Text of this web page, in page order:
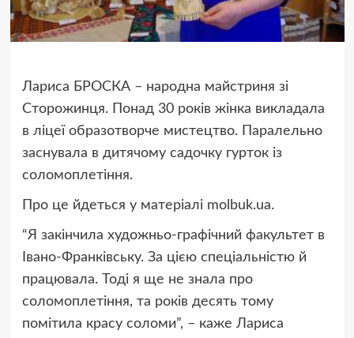
Лариса БРОСКА – народна майстриня зі
Сторожинця. Понад 30 років жінка викладала
в ліцеї образотворче мистецтво. Паралельно
заснувала в дитячому садочку гурток із
соломоплетіння.
Про це йдеться у матеріалі molbuk.ua.
“Я закінчила художньо-графічний факультет в
Івано-Франківську. За цією спеціальністю й
працювала. Тоді я ще не знала про
соломоплетіння, та років десять тому
помітила красу соломи”, – каже Лариса